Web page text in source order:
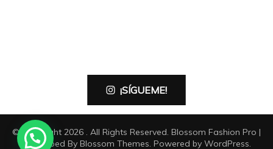
¡SÍGUEME!
© Copyright 2026 . All Rights Reserved. Blossom Fashion Pro |
Developed By Blossom Themes. Powered by WordPress.